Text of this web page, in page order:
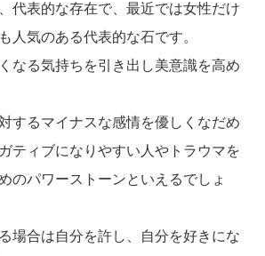
代表的な存在で、最近では女性だけ
人気のある代表的な石です。
なる気持ちを引き出し美意識を高め
するマイナスな感情を優しくなだめ
ティブになりやすい人やトラウマを
のパワーストーンといえるでしょ
場合は自分を許し、自分を好きにな